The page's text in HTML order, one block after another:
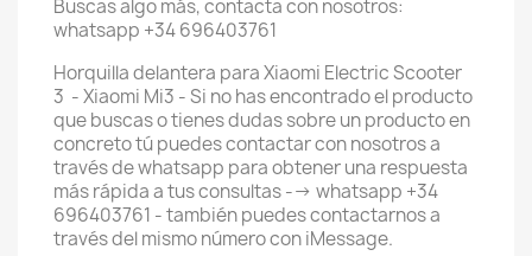
Buscas algo más, contacta con nosotros:
whatsapp +34 696403761
Horquilla delantera para Xiaomi Electric Scooter
3 - Xiaomi Mi3 - Si no has encontrado el producto
que buscas o tienes dudas sobre un producto en
concreto tú puedes contactar con nosotros a
través de whatsapp para obtener una respuesta
más rápida a tus consultas --> whatsapp +34
696403761 - también puedes contactarnos a
través del mismo número con iMessage.